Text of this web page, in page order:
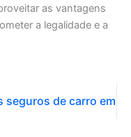
as vantagens
a legalidade e a
seguros de carro em